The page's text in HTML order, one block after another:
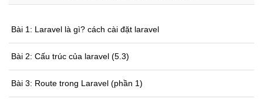
Bài 1: Laravel là gì? cách cài đặt laravel
Bài 2: Cấu trúc của laravel (5.3)
Bài 3: Route trong Laravel (phần 1)